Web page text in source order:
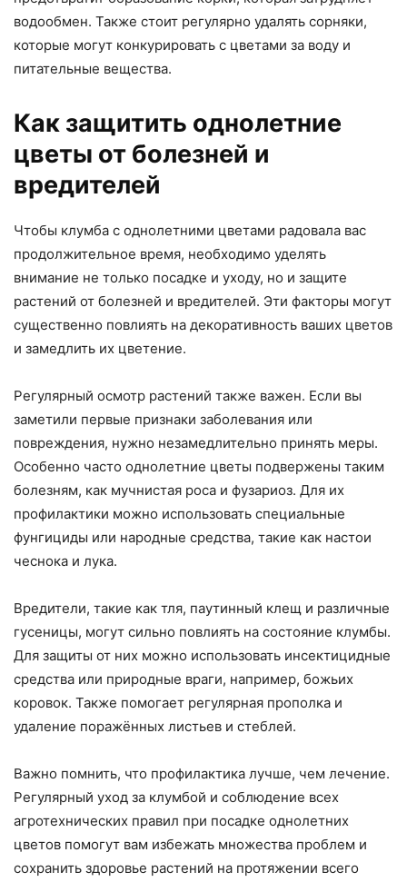
водообмен. Также стоит регулярно удалять сорняки,
которые могут конкурировать с цветами за воду и
питательные вещества.
Как защитить однолетние
цветы от болезней и
вредителей
Чтобы клумба с однолетними цветами радовала вас
продолжительное время, необходимо уделять
внимание не только посадке и уходу, но и защите
растений от болезней и вредителей. Эти факторы могут
существенно повлиять на декоративность ваших цветов
и замедлить их цветение.
Регулярный осмотр растений также важен. Если вы
заметили первые признаки заболевания или
повреждения, нужно незамедлительно принять меры.
Особенно часто однолетние цветы подвержены таким
болезням, как мучнистая роса и фузариоз. Для их
профилактики можно использовать специальные
фунгициды или народные средства, такие как настои
чеснока и лука.
Вредители, такие как тля, паутинный клещ и различные
гусеницы, могут сильно повлиять на состояние клумбы.
Для защиты от них можно использовать инсектицидные
средства или природные враги, например, божьих
коровок. Также помогает регулярная прополка и
удаление поражённых листьев и стеблей.
Важно помнить, что профилактика лучше, чем лечение.
Регулярный уход за клумбой и соблюдение всех
агротехнических правил при посадке однолетних
цветов помогут вам избежать множества проблем и
сохранить здоровье растений на протяжении всего